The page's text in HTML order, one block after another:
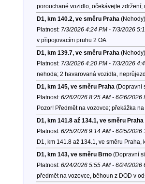
porouchané vozidlo, očekávejte
D1, km 140.2, ve směru Praha (Nehody)
Platnost: 7/3/2026 4:24 PM - 7/3/2026
v připojovacím pruhu 2 OA
D1, km 139.7, ve směru Praha (Nehody)
Platnost: 7/3/2026 4:20 PM - 7/3/2026
nehoda; 2 havarovaná vozidla,
D1, km 145, ve směru Praha (Dopravní
Platnost: 6/26/2026 8:25 AM - 6/26/2026
Pozor! Předmět na vozovce; překážka
D1, km 141.8 až 134.1, ve směru Praha
Platnost: 6/25/2026 9:14 AM - 6/25/2026
D1, km 141.8 až 134.1, ve směru Praha,
D1, km 143, ve směru Brno(Dopravní
Platnost: 6/24/2026 5:55 AM - 6/24/2026
předmět na vozovce, běhoun z DOD v